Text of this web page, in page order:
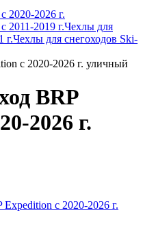
2020-2026 г.
2011-2019 г.Чехлы для
г.Чехлы для снегоходов Ski-
с 2020-2026 г. уличный
BRP
2026 г.